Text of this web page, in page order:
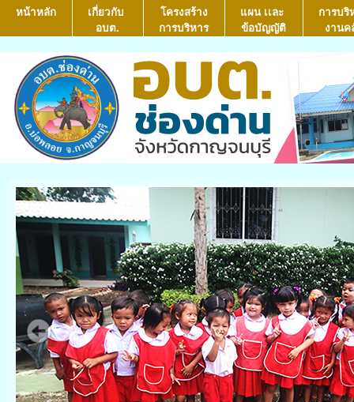
หน้าหลัก
เกี่ยวกับ
อบต.
โครงสร้าง
การบริหาร
แผน เเละ
ข้อบัญญัติ
การบริ
งานค